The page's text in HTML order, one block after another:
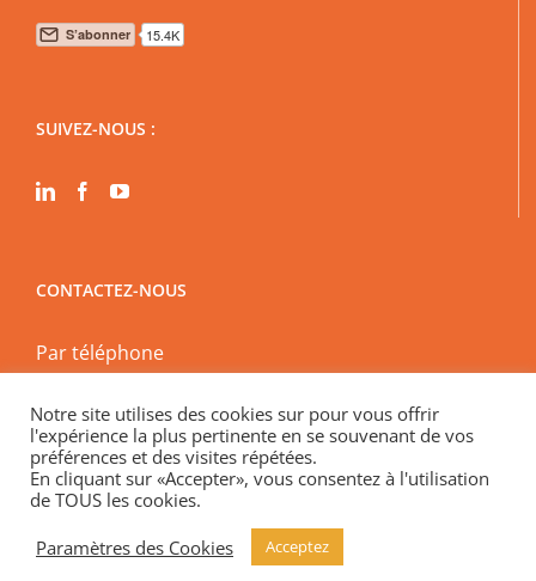
SUIVEZ-NOUS :
CONTACTEZ-NOUS
Par téléphone
En physique
Spécial encadrement des loyers « En visio »
Notre site utilises des cookies sur pour vous offrir
l'expérience la plus pertinente en se souvenant de vos
préférences et des visites répétées.
En cliquant sur «Accepter», vous consentez à l'utilisation
de TOUS les cookies.
Paramètres des Cookies
Acceptez